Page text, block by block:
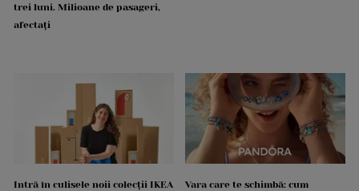
trei luni. Milioane de pasageri,
afectați
Intră în culisele noii colecții IKEA
Vara care te schimbă: cum